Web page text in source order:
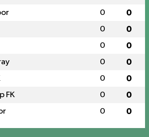
0 0
0 0
0 0
0 0
0 0
FK 0 0
0 0